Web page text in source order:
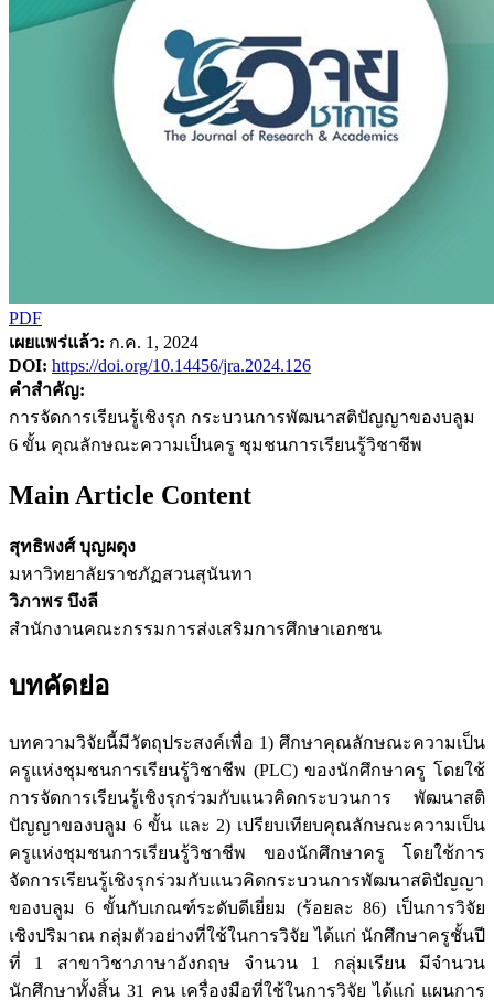
PDF
เผยแพร่แล้ว: ก.ค. 1, 2024
DOI: https://doi.org/10.14456/jra.2024.126
คำสำคัญ:
การจัดการเรียนรู้เชิงรุก กระบวนการพัฒนาสติปัญญาของบลูม
6 ขั้น คุณลักษณะความเป็นครู ชุมชนการเรียนรู้วิชาชีพ
Main Article Content
สุทธิพงศ์ บุญผดุง
มหาวิทยาลัยราชภัฏสวนสุนันทา
วิภาพร บึงลี
สำนักงานคณะกรรมการส่งเสริมการศึกษาเอกชน
บทคัดย่อ
บทความวิจัยนี้มีวัตถุประสงค์เพื่อ 1) ศึกษาคุณลักษณะความเป็น
ครูแห่งชุมชนการเรียนรู้วิชาชีพ (PLC) ของนักศึกษาครู โดยใช้
การจัดการเรียนรู้เชิงรุกร่วมกับแนวคิดกระบวนการ พัฒนาสติ
ปัญญาของบลูม 6 ขั้น และ 2) เปรียบเทียบคุณลักษณะความเป็น
ครูแห่งชุมชนการเรียนรู้วิชาชีพ ของนักศึกษาครู โดยใช้การ
จัดการเรียนรู้เชิงรุกร่วมกับแนวคิดกระบวนการพัฒนาสติปัญญา
ของบลูม 6 ขั้นกับเกณฑ์ระดับดีเยี่ยม (ร้อยละ 86) เป็นการวิจัย
เชิงปริมาณ กลุ่มตัวอย่างที่ใช้ในการวิจัย ได้แก่ นักศึกษาครูชั้นปี
ที่ 1 สาขาวิชาภาษาอังกฤษ จำนวน 1 กลุ่มเรียน มีจำนวน
นักศึกษาทั้งสิ้น 31 คน เครื่องมือที่ใช้ในการวิจัย ได้แก่ แผนการ